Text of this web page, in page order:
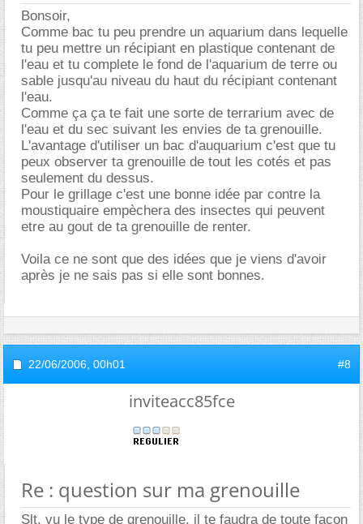
Bonsoir,
Comme bac tu peu prendre un aquarium dans lequelle
tu peu mettre un récipiant en plastique contenant de
l'eau et tu complete le fond de l'aquarium de terre ou
sable jusqu'au niveau du haut du récipiant contenant
l'eau.
Comme ça ça te fait une sorte de terrarium avec de
l'eau et du sec suivant les envies de ta grenouille.
L'avantage d'utiliser un bac d'auquarium c'est que tu
peux observer ta grenouille de tout les cotés et pas
seulement du dessus.
Pour le grillage c'est une bonne idée par contre la
moustiquaire empèchera des insectes qui peuvent
etre au gout de ta grenouille de renter.
Voila ce ne sont que des idées que je viens d'avoir
après je ne sais pas si elle sont bonnes.
22/06/2006, 00h01 #8
inviteacc85fce
Re : question sur ma grenouille
Slt, vu le type de grenouille, il te faudra de toute façon